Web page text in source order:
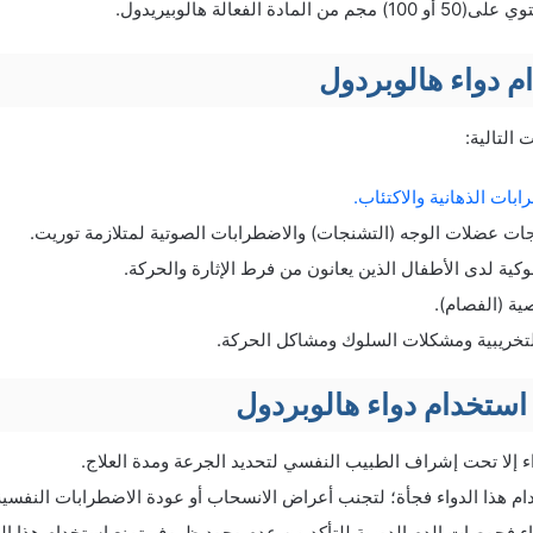
دواء هالوبردول
التالية:
الذهانية والاكتئاب.
عضلات الوجه (التشنجات) والاضطرابات الصوتية لمتلازمة توريت.
لدى الأطفال الذين يعانون من فرط الإثارة والحركة.
(الفصام).
ومشكلات السلوك ومشاكل الحركة.
دواء هالوبردول
إلا تحت إشراف الطبيب النفسي لتحديد الجرعة ومدة العلاج.
هذا الدواء فجأة؛ لتجنب أعراض الانسحاب أو عودة الاضطرابات